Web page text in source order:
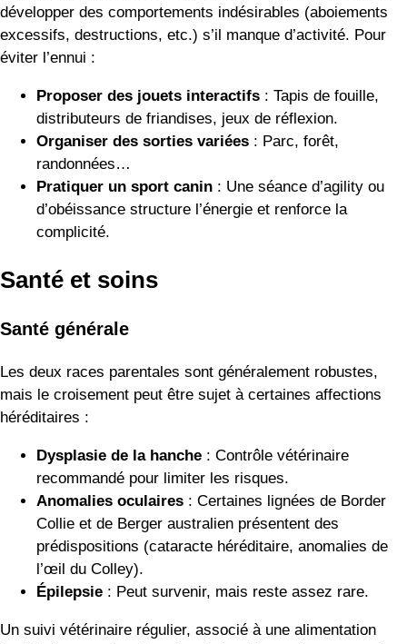
développer des comportements indésirables (aboiements
excessifs, destructions, etc.) s’il manque d’activité. Pour
éviter l’ennui :
Proposer des jouets interactifs : Tapis de fouille,
distributeurs de friandises, jeux de réflexion.
Organiser des sorties variées : Parc, forêt,
randonnées…
Pratiquer un sport canin : Une séance d’agility ou
d’obéissance structure l’énergie et renforce la
complicité.
Santé et soins
Santé générale
Les deux races parentales sont généralement robustes,
mais le croisement peut être sujet à certaines affections
héréditaires :
Dysplasie de la hanche : Contrôle vétérinaire
recommandé pour limiter les risques.
Anomalies oculaires : Certaines lignées de Border
Collie et de Berger australien présentent des
prédispositions (cataracte héréditaire, anomalies de
l’œil du Colley).
Épilepsie : Peut survenir, mais reste assez rare.
Un suivi vétérinaire régulier, associé à une alimentation